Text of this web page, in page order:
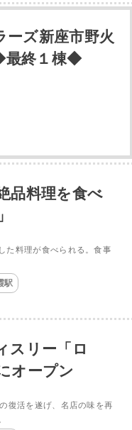
ズ新座市野火
終１棟◆
品料理を食べ
た料理が食べられる。食事
駅
スリー「ロ
オープン
復活を遂げ、名店の味を再